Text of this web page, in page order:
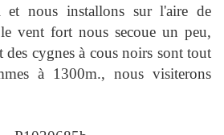
et nous installons sur l'aire de
vent fort nous secoue un peu,
des cygnes à cous noirs sont tout
à 1300m., nous visiterons